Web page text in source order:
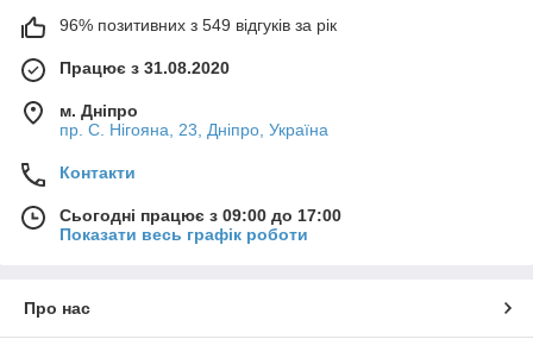
96% позитивних з 549 відгуків за рік
Працює з 31.08.2020
м. Дніпро
пр. С. Нігояна, 23, Дніпро, Україна
Контакти
Сьогодні працює з 09:00 до 17:00
Показати весь графік роботи
Про нас